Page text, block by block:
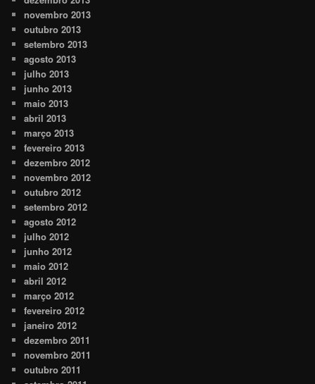
novembro 2013
outubro 2013
setembro 2013
agosto 2013
julho 2013
junho 2013
maio 2013
abril 2013
março 2013
fevereiro 2013
dezembro 2012
novembro 2012
outubro 2012
setembro 2012
agosto 2012
julho 2012
junho 2012
maio 2012
abril 2012
março 2012
fevereiro 2012
janeiro 2012
dezembro 2011
novembro 2011
outubro 2011